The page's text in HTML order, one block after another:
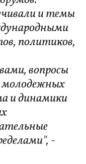
и темы
политиков,
вопросы
и динамики
-